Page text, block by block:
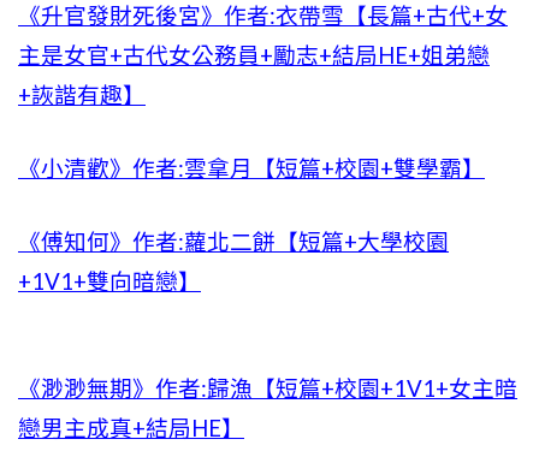
《升官發財死後宮》作者:衣帶雪【長篇+古代+女
主是女官+古代女公務員+勵志+結局HE+姐弟戀
+詼諧有趣】
《小清歡》作者:雲拿月【短篇+校園+雙學霸】
《傅知何》作者:蘿北二餅【短篇+大學校園
+1V1+雙向暗戀】
《渺渺無期》作者:歸漁【短篇+校園+1V1+女主暗
戀男主成真+結局HE】